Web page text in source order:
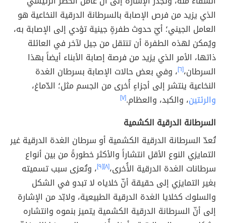
الذي يزيد من فرص الإصابة بالسرطانة الدرقية النخاعية هو
العامل الجيني؛ أيّ حدوث طفرةٍ جينية تؤدي إلى الإصابة به،
ويُمكن لهذه الطفرة أن تنتقل من جيل لآخر في العائلة
ذاتها، الأمر الذي يزيد من فرصة إصابة الأبناء أيضاً بهذا
السرطان،[٦] ، وفي بعض حالات الإصابة بسرطان الغدة
النخاعية ينتشر إلى أجزاءٍ أُخرى من الجسم مثل؛ الدّماغ،
والرئتين، والكبد، والعظام.[٧]
السرطانة الدرقية الكشمية
تُعدّ السرطانة الدرقية الكشمية أو سرطان الغدة الدرقية غير
التمايزي النوع الأقل انتشاراً والأكثر خطورةً من بين أنواع
سرطانات الغدة الدرقية الأُخرى،[٨] [٩] ، وتُعزى سبب تسميته
بغير التمايزي إلى حقيقة أنّ خلاياه لا تبدو في الشكل
والسلوك كخلايا الغدة الدرقية الطبيعية، ولابّد من الإشارة
إلى أنّ السرطانة الدرقية الكشمية يتميز بنموه وانتشاره